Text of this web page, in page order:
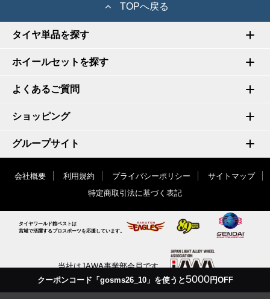
クーポンコード「gosms26_10」を使うと5000円OFF
TOPへ戻る
タイヤ単品を探す
ホイールセットを探す
よくあるご質問
ショッピング
グループサイト
会社概要 利用規約 プライバシーポリシー
サイトマップ
特定商取引法に基づく表記
タイヤワールド館ベストは
宮城で活躍するプロスポーツを応援しています。
当社はJAWA事業部会員です